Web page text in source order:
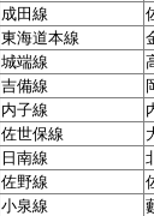
成田線
東海道本線
城端線
吉備線
内子線
佐世保線
日南線
佐野線
小泉線